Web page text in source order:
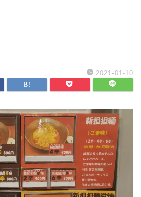
2021-01-10